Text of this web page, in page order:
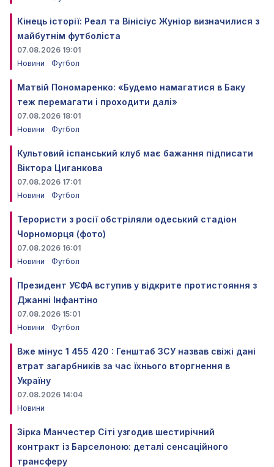
Кінець історії: Реал та Вінісіус Жуніор визначилися з
майбутнім футболіста
07.08.2026 19:01
Новини
Футбол
Матвій Пономаренко: «Будемо намагатися в Баку
теж перемагати і проходити далі»
07.08.2026 18:01
Новини
Футбол
Культовий іспанський клуб має бажання підписати
Віктора Циганкова
07.08.2026 17:01
Новини
Футбол
Терористи з росії обстріляли одеський стадіон
Чорноморця (фото)
07.08.2026 16:01
Новини
Футбол
Президент УЄФА вступив у відкрите протистояння з
Джанні Інфантіно
07.08.2026 15:01
Новини
Футбол
Вже мінус 1 455 420 : Генштаб ЗСУ назвав свіжі дані
втрат загарбників за час їхнього вторгнення в
Україну
07.08.2026 14:04
Новини
Зірка Манчестер Сіті узгодив шестирічний
контракт із Барселоною: деталі сенсаційного
трансферу